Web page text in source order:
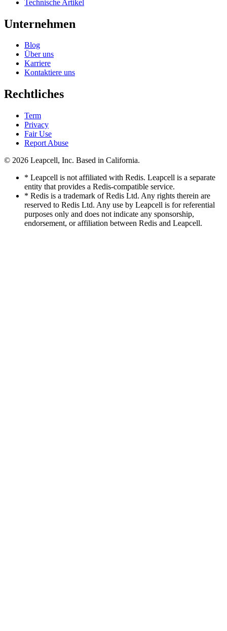
Technische Artikel
Unternehmen
Blog
Über uns
Karriere
Kontaktiere uns
Rechtliches
Term
Privacy
Fair Use
Report Abuse
© 2026 Leapcell, Inc. Based in California.
* Leapcell is not affiliated with Redis. Leapcell is a separate
entity that provides a Redis-compatible service.
* Redis is a trademark of Redis Ltd. Any rights therein are
reserved to Redis Ltd. Any use by Leapcell is for referential
purposes only and does not indicate any sponsorship,
endorsement, or affiliation between Redis and Leapcell.